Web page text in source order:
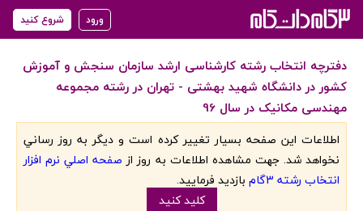
ورود شروع کنید
دفترچه انتخاب رشته کارشناسی ارشد سازمان سنجش و آموزش
کشور در دانشگاه شهید بهشتی - تهران در رشته مجموعه
مهندسی مکانیک در سال 96
اطلاعات اين صفحه بسيار تغيير کرده است و ديگر به روز رساني
نخواهد شد. جهت مشاهده اطلاعات به روز از صفحه اصلي نرم افزار
انتخاب رشته 3گام
بازديد فرماييد.
کليد کنيد